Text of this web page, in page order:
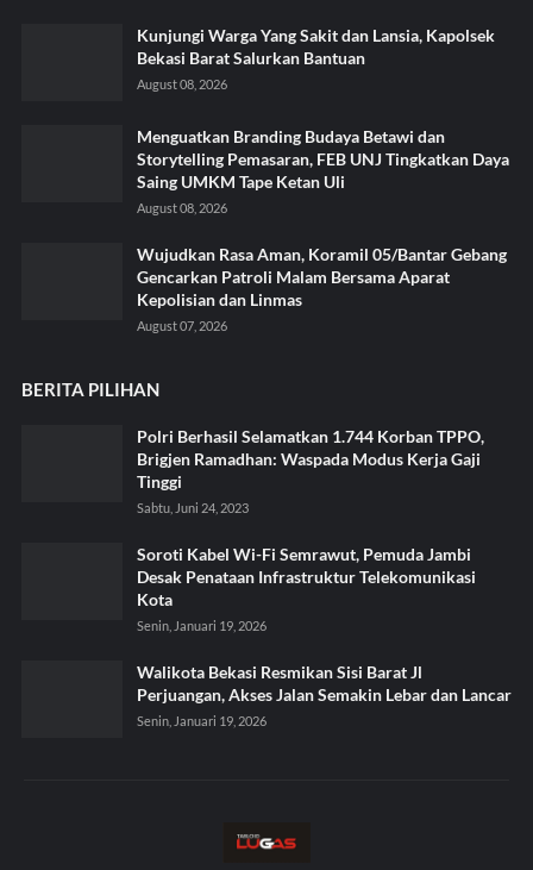
Kunjungi Warga Yang Sakit dan Lansia, Kapolsek
Bekasi Barat Salurkan Bantuan
August 08, 2026
Menguatkan Branding Budaya Betawi dan
Storytelling Pemasaran, FEB UNJ Tingkatkan Daya
Saing UMKM Tape Ketan Uli
August 08, 2026
Wujudkan Rasa Aman, Koramil 05/Bantar Gebang
Gencarkan Patroli Malam Bersama Aparat
Kepolisian dan Linmas
August 07, 2026
BERITA PILIHAN
Polri Berhasil Selamatkan 1.744 Korban TPPO,
Brigjen Ramadhan: Waspada Modus Kerja Gaji
Tinggi
Sabtu, Juni 24, 2023
Soroti Kabel Wi-Fi Semrawut, Pemuda Jambi
Desak Penataan Infrastruktur Telekomunikasi
Kota
Senin, Januari 19, 2026
Walikota Bekasi Resmikan Sisi Barat Jl
Perjuangan, Akses Jalan Semakin Lebar dan Lancar
Senin, Januari 19, 2026